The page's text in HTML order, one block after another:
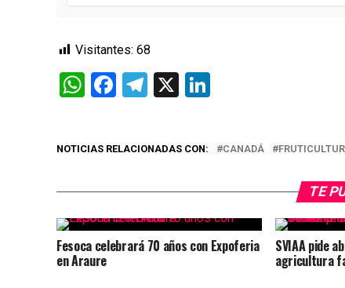
Visitantes: 68
WhatsApp
Facebook
Telegram
X
NOTICIAS RELACIONADAS CON: CANADÁ
TE
Fesoca celebrará 70 años con Expoferia
en Araure
SVIAA pide
agricultura